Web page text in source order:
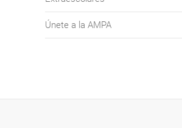
Únete a la AMPA